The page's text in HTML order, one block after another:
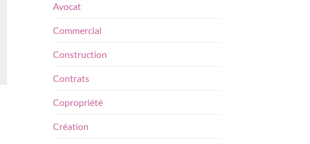
Avocat
Commercial
Construction
Contrats
Copropriété
Création